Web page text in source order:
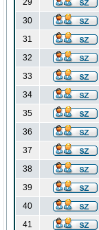
29
30
31
32
33
34
35
36
37
38
39
40
41